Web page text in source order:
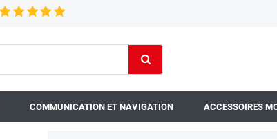
COMMUNICATION ET NAVIGATION ACCESSOIRES